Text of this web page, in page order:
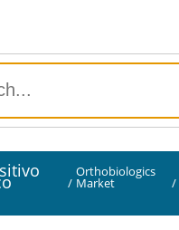
/
Orthobiologics
Market /